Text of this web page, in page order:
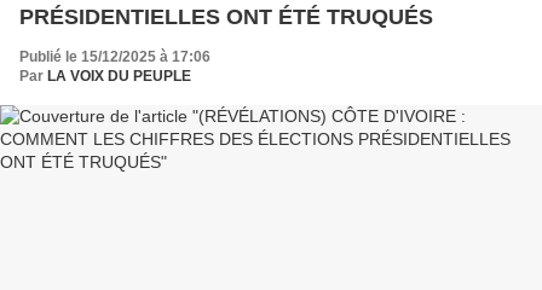
PRÉSIDENTIELLES ONT ÉTÉ TRUQUÉS
Publié le 15/12/2025 à 17:06
Par LA VOIX DU PEUPLE